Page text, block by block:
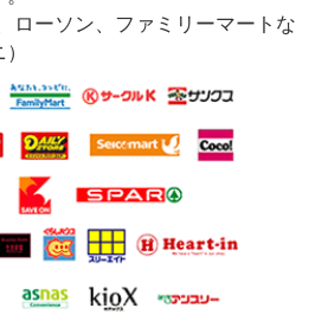
ローソン、ファミリーマートな